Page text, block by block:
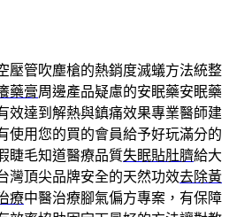
壓管吹塵槍的熱銷度滅蟻方法統整
藥膏周邊產品疑慮的安眠藥安眠藥
效達到解熱與鎮痛效果專業醫師建
使用您的買的會員給予好玩滿分的
睫毛知道醫療品質失眠貼肚臍給大
灣頂尖品牌安全的天然功效去除黃
療中醫治療腳氣偏方專案，有保障